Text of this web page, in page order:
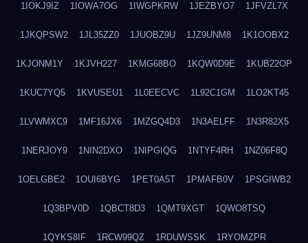
1IOKJ9IZ 1IOWA7OG 1IWGPKRW 1JEZBYO7 1JFVZL7X
1JKQPSW2 1JL35ZZ0 1JUOBZ9U 1JZ9UNM8 1K1OOBX2
1KJONM1Y 1KJVH227 1KMG68BO 1KQW0D9E 1KUB22OP
1KUC7YQ5 1KVUSEU1 1L0EECVC 1L92C1GM 1LO2KT45
1LVWMXC9 1MF16JX6 1MZGQ4D3 1N3AELFF 1N3R82X5
1NERJOY9 1NIN2DXO 1NIPGIQG 1NTYF4RH 1NZ06F8Q
1OELGBE2 1OUI6BYG 1PET0A5T 1PMAFB0V 1PSGIWB2
1Q3BPV0D 1QBCT8D3 1QMT9XGT 1QWO8TSQ
1QYKS8IF 1RCW99QZ 1RDUWSSK 1RYOMZPR